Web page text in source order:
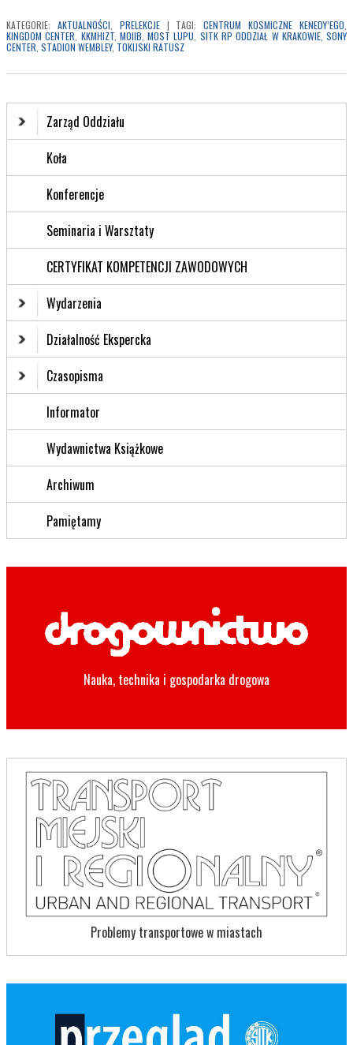
KATEGORIE: AKTUALNOŚCI PRELEKCJE | TAGI: CENTRUM KOSMICZNE KENEDY’EGO
KINGDOM CENTER KKMHIZT, MOIIB ,MOST LUPU SITK RP ODDZIAŁ W KRAKOWIE,SONY
CENTER STADION WEMBLEY, TOKIJSKI RATUSZ
Zarząd Oddziału
Koła
Konferencje
Seminaria i Warsztaty
CERTYFIKAT KOMPETENCJI ZAWODOWYCH
Wydarzenia
Działalność Ekspercka
Czasopisma
Informator
Wydawnictwa Książkowe
Archiwum
Pamiętamy
Nauka, technika i gospodarka drogowa
Problemy transportowe w miastach